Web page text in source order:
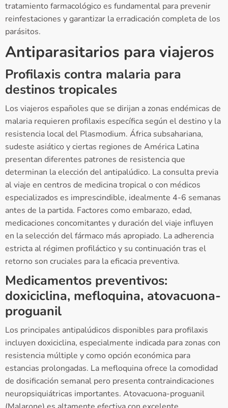
tratamiento farmacológico es fundamental para prevenir
reinfestaciones y garantizar la erradicación completa de los
parásitos.
Antiparasitarios para viajeros
Profilaxis contra malaria para
destinos tropicales
Los viajeros españoles que se dirijan a zonas endémicas de
malaria requieren profilaxis específica según el destino y la
resistencia local del Plasmodium. África subsahariana,
sudeste asiático y ciertas regiones de América Latina
presentan diferentes patrones de resistencia que
determinan la elección del antipalúdico. La consulta previa
al viaje en centros de medicina tropical o con médicos
especializados es imprescindible, idealmente 4-6 semanas
antes de la partida. Factores como embarazo, edad,
medicaciones concomitantes y duración del viaje influyen
en la selección del fármaco más apropiado. La adherencia
estricta al régimen profiláctico y su continuación tras el
retorno son cruciales para la eficacia preventiva.
Medicamentos preventivos:
doxiciclina, mefloquina, atovacuona-
proguanil
Los principales antipalúdicos disponibles para profilaxis
incluyen doxiciclina, especialmente indicada para zonas con
resistencia múltiple y como opción económica para
estancias prolongadas. La mefloquina ofrece la comodidad
de dosificación semanal pero presenta contraindicaciones
neuropsiquiátricas importantes. Atovacuona-proguanil